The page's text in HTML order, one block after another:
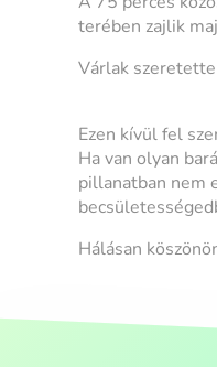
terében zajlik
Várlak
Ezen kívül fel
Ha van olyan
pillanatban nem
Hálásan